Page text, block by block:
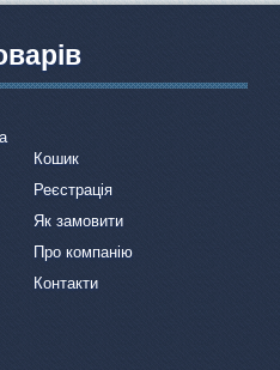
Кошик
Реєстрація
Як замовити
Про компанію
Контакти